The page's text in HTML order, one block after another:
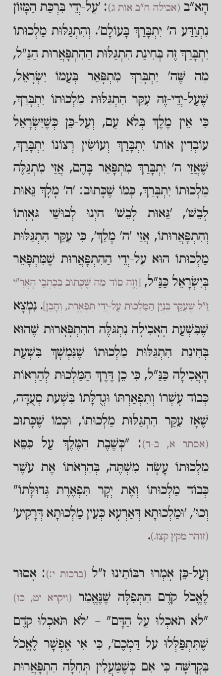
הָא"ב (אכילה ח"ב אות ג): 'עַל-יְדֵי בִּרְכַּת הַמָּזוֹן
נִתְוַדַּע ה' יִתְבָּרַךְ בָּעוֹלָם'. וְהִתְגַּלּוּת מַלְכוּתוֹ
יִתְבָּרַךְ זֶה בְּחִינַת הִתְגַּלּוּת הַהִתְפָּאֲרוּת הַנַּ"ל,
מַה שֶּׁה' יִתְבָּרַךְ מִתְפָּאֵר בְּעַמוֹ יִשְׂרָאֵל,
שֶׁעַל-יְדֵי-זֶה עִקַּר הִתְגַּלּוּת מַלְכוּתוֹ יִתְבָּרַךְ,
כִּי אֵין מֶלֶךְ בְּלֹא עַם, וְעַל-כֵּן כְּשֶׁיִּשְׂרָאֵל
עוֹבְדִין אוֹתוֹ יִתְבָּרַךְ וְעוֹשִׂין רְצוֹנוֹ יִתְבָּרַךְ,
שֶׁאֲזַי ה' יִתְבָּרַךְ מִתְפָּאֵר בָּהֶם, אֲזַי מִתְגַּלֶּה
מַלְכוּתוֹ יִתְבָּרַךְ, כְּמוֹ שֶׁכָּתוּב: 'ה' מָלָךְ גֵּאוּת
לָבֵשׁ', 'גֵּאוּת לָבֵשׁ' הַיְנוּ לְבוּשֵׁי גַּאֲוָתוֹ
וְהִתְפָּאֲרוּתוֹ, אֲזַי 'ה' מָלַךְ', כִּי עִקַּר הִתְגַּלּוּת
מַלְכוּתוֹ הוּא עַל-יְדֵי הַהִתְפָּאֲרוּת שֶׁמִּתְפָּאֵר
בְּיִשְׂרָאֵל כַּנַּ"ל, [וְזֶה סוֹד מַה שֶּׁכָּתוּב בְּכִתְבֵי הָאֲרִ"י
זַ"ל שֶׁעִקַּר בִּנְיַן הַמַּלְכוּת עַל-יְדֵי תִּפְאֶרֶת, וְהָבֵן] . נִמְצָא
שֶׁבִּשְׁעַת הָאֲכִילָה נִתְגַּלֶּה הַהִתְפָּאֲרוּת שֶׁהוּא
בְּחִינַת הִתְגַּלּוּת מַלְכוּתוֹ שֶׁנִּמְשָׁךְ בִּשְׁעַת
הָאֲכִילָה כַּנַּ"ל, כִּי כֵן דֶּרֶךְ הַמַּלְכוּת לְהַרְאוֹת
כְּבוֹד עָשְׁרוֹ וְתִפְאַרְתּוֹ וּגְדֻלָּתוֹ בִּשְׁעַת סְעֻדָּה,
שֶׁאָז עִקַּר הִתְגַּלּוּת מַלְכוּתוֹ, וּכְמוֹ שֶׁכָּתוּב
(אסתר א, ב-ד): "כְּשֶׁבֶת הַמֶּלֶךְ עַל כִּסֵּא
מַלְכוּתוֹ עָשָׂה מִשְׁתֶּה, בְּהַרְאֹתוֹ אֶת עֹשֶׁר
כְּבוֹד מַלְכוּתוֹ וְאֶת יְקָר תִּפְאֶרֶת גְּדוּלָּתוֹ"
וְכוּ', 'וּמַלְכוּתָא דְּאַרְעָא כְּעֵין מַלְכוּתָא דְּרָקִיעַ'
(זוהר מקץ קצז.).
וְעַל-כֵּן אָמְרוּ רַבּוֹתֵינוּ זַ"ל (ברכות י:): אָסוּר
לֶאֱכֹל קֹדֶם הַתְּפִלָּה שֶׁנֶּאֱמַר (ויקרא יט, כו)
"לֹא תֹאכְלוּ עַל הַדָּם" – 'לֹא תֹּאכְלוּ קֹדֶם
שֶׁתִּתְפַּלְּלוּ עַל דַּמְכֶם', כִּי אִי אֶפְשָׁר לֶאֱכֹל
בִּקְדֻשָּׁה כִּי אִם כְּשֶׁמַּעֲלִין תְּחִלָּה הִתְפָּאֲרוּת